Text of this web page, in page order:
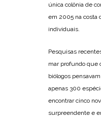
única colônia de
em 2005 na costa
individuais.
Pesquisas
mar profundo que
biólogos
apenas 300
encontrar cinco
surpreendente e